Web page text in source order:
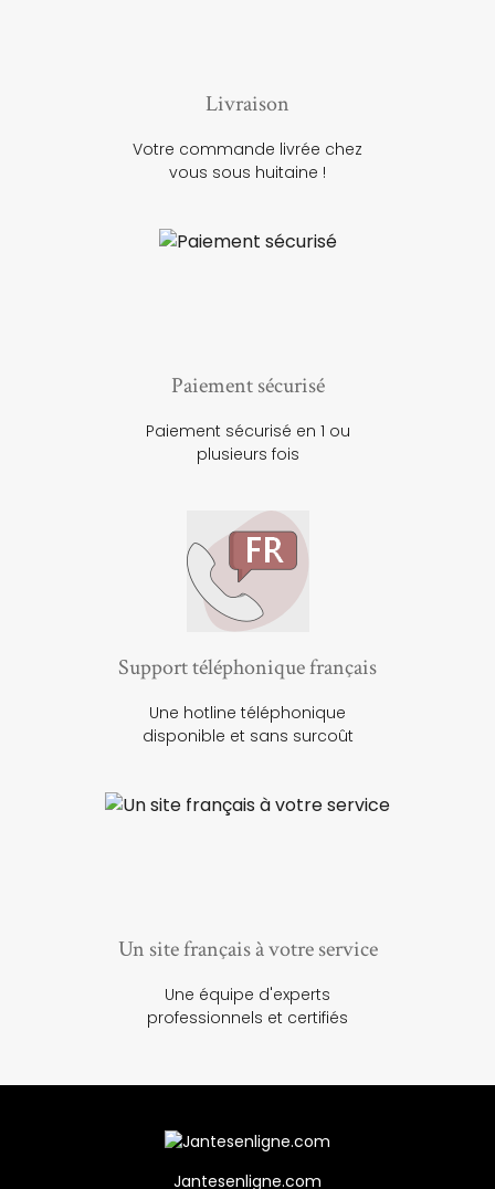
Livraison
Votre commande livrée chez
vous sous huitaine !
Paiement sécurisé
Paiement sécurisé en 1 ou
plusieurs fois
Support téléphonique français
Une hotline téléphonique
disponible et sans surcoût
Un site français à votre service
Une équipe d'experts
professionnels et certifiés
Jantesenligne.com